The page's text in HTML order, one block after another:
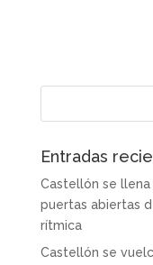
Entradas
Castellón se
puertas abiertas
rítmica
Castellón se